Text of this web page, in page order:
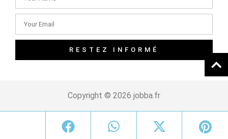
RESTEZ INFORMÉ
Copyright © 2026 jobba.fr